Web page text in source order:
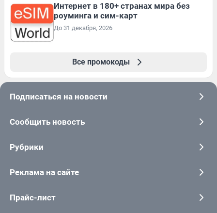
Интернет в 180+ странах мира без
роуминга и сим-карт
До 31 декабря, 2026
Все промокоды
Подписаться на новости
Сообщить новость
Рубрики
Реклама на сайте
Прайс-лист